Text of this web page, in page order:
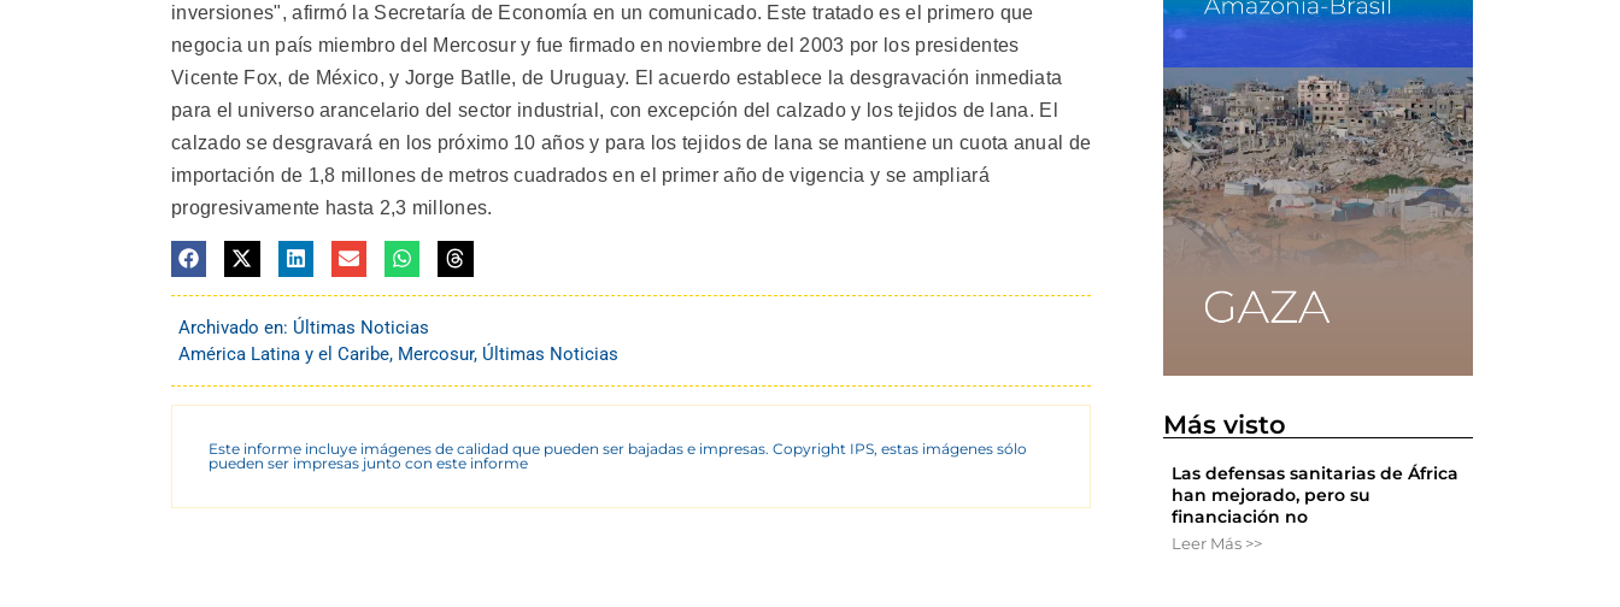
inversiones", afirmó la Secretaría de Economía en un comunicado. Este tratado es el primero que
negocia un país miembro del Mercosur y fue firmado en noviembre del 2003 por los presidentes
Vicente Fox, de México, y Jorge Batlle, de Uruguay. El acuerdo establece la desgravación inmediata
para el universo arancelario del sector industrial, con excepción del calzado y los tejidos de lana. El
calzado se desgravará en los próximo 10 años y para los tejidos de lana se mantiene un cuota anual de
importación de 1,8 millones de metros cuadrados en el primer año de vigencia y se ampliará
progresivamente hasta 2,3 millones.
Archivado en: Últimas Noticias
América Latina y el Caribe, Mercosur, Últimas Noticias
Este informe incluye imágenes de calidad que pueden ser bajadas e impresas. Copyright IPS, estas imágenes sólo
pueden ser impresas junto con este informe
Más visto
Las defensas sanitarias de África
han mejorado, pero su
financiación no
Leer Más >>